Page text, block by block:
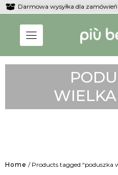
Darmowa wysyłka dla zamówień
Home / Products tagged “poduszka